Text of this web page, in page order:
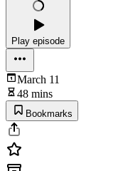
Play episode
March 11
48 mins
Bookmarks